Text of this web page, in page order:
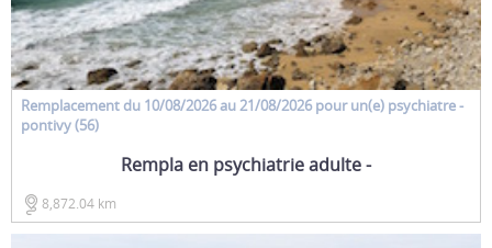
Remplacement du 10/08/2026 au 21/08/2026 pour un(e) psychiatre-
pontivy (56)
Rempla en psychiatrie adulte -
8,872.04 km